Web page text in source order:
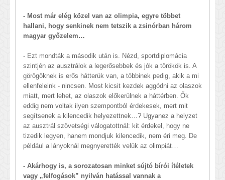
- Most már elég közel van az olimpia, egyre többet
hallani, hogy senkinek nem tetszik a zsinórban három
magyar győzelem…
- Ezt mondták a második után is. Nézd, sportdiplomácia
szintjén az ausztrálok a legerősebbek és jók a törökök is. A
görögöknek is erős hátterük van, a többinek pedig, akik a mi
ellenfeleink - nincsen. Most kicsit kezdek aggódni az olaszok
miatt, mert lehet, az olaszok előkerülnek a háttérben. Ők
eddig nem voltak ilyen szempontból érdekesek, mert mit
segítsenek a kilencedik helyezettnek…? Ugyanez a helyzet
az ausztrál szövetségi válogatottnál: kit érdekel, hogy ne
tizedik legyen, hanem mondjuk kilencedik, nem éri meg. De
például a lányoknál megnyerették velük az olimpiát…
- Akárhogy is, a sorozatosan minket sújtó bírói ítéletek
vagy „felfogások” nyilván hatással vannak a